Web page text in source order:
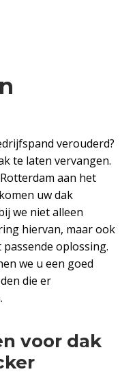
verouderd?
te laten vervangen.
aan het
uw dak
we niet alleen
hiervan, maar ook
oplossing.
we u een goed
die er
voor dak